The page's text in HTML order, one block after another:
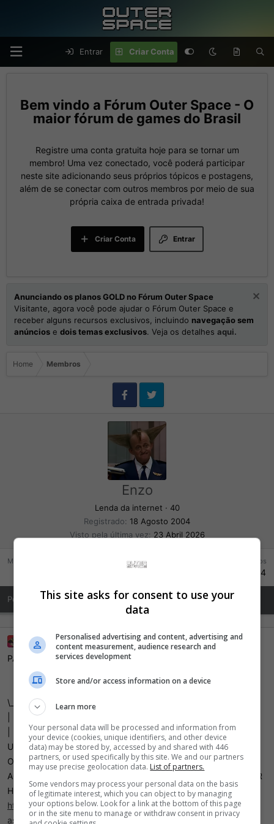
Entrar Criar Conta
Fórum Outer Space - O
maior fórum de games do Brasil
Registre uma conta gratuita hoje para se tornar um
membro! Uma vez conectado, você poderá participar
neste site adicionando seus próprios tópicos e postagens,
além de se conectar com outros membros por meio de sua
própria caixa de entrada privada!
Entrar
Criar Conta
Anunciando os planos GOLD no Fórum Outer Space
Visitante, agora você pode ajudar o Fórum Outer Space e
receber alguns recursos exclusivos, incluindo navegação sem
anúncios e dois temas exclusivos. Veja os detalhes aqui.
Home Membros
Enzo
Lenda da internet · 40
Registrado
18 Agosto 2004
Visto pela última vez
23 Abril 2026
Mensagens Reações Pontos
1.744
Posts de Perfil Publicações Sobre Mim
_BigBoss_ 9 Outubro 2017
PARE TUDO O QUE VOCÊ ESTA FAZENDO AGORA!!!
/)─―ヘ/)
＿／ ＼
\_ ／ ● ●丶
| ｜ DD ▼ |
| ｜ 亠ノ|
U￣U￣￣￣￣U￣U
O DOGÃO DE DIAMANTE DO APOCALIPSE ANUNCIA: VOTE
AGORA EM BIG BOSS PARA EVITAR O HOLOCAUSTO NUCLEAR
HOJE AS 22:00h
http://forum.outerspace.com.br/inde...nk-vs-solaire-of-
astora.497239/#post-15266680
This site asks for consent to use your
data
Personalised advertising and content, advertising and
content measurement, audience research and
services development
Store and/or access information on a device
Learn more
Your personal data will be processed and information from
your device (cookies, unique identifiers, and other device
data) may be stored by, accessed by and shared with 446
partners, or used specifically by this site. We and our partners
may use precise geolocation data. List of partners.
Some vendors may process your personal data on the basis
of legitimate interest, which you can object to by managing
your options below. Look for a link at the bottom of this page
or in the site menu to manage or withdraw consent in privacy